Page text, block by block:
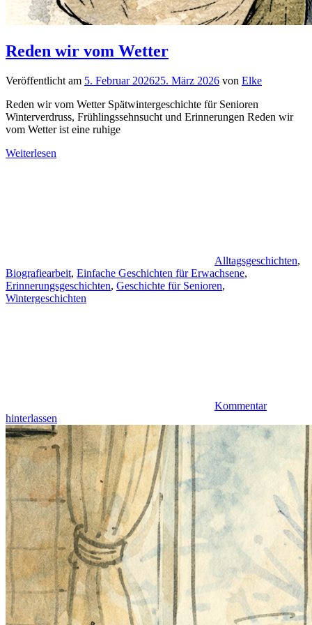
Reden wir vom Wetter
Veröffentlicht am 5. Februar 202625. März 2026 von Elke
Reden wir vom Wetter Spätwintergeschichte für Senioren
Winterverdruss, Frühlingssehnsucht und Erinnerungen Reden wir
vom Wetter ist eine ruhige
Weiterlesen
Alltagsgeschichten,
Biografiearbeit, Einfache Geschichten für Erwachsene,
Erinnerungsgeschichten, Geschichte für Senioren,
Wintergeschichten
Kommentar
hinterlassen